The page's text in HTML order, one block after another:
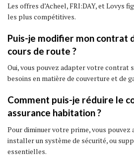
Les offres d’Acheel, FRI:DAY, et Lovys
les plus compétitives.
Puis-je modifier mon contrat
cours de route ?
Oui, vous pouvez adapter votre contrat
besoins en matière de couverture et de
Comment puis-je réduire le
assurance habitation ?
Pour diminuer votre prime, vous
installer un système de sécurité, ou
essentielles.